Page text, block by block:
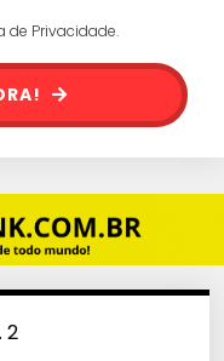
de Privacidade.
2